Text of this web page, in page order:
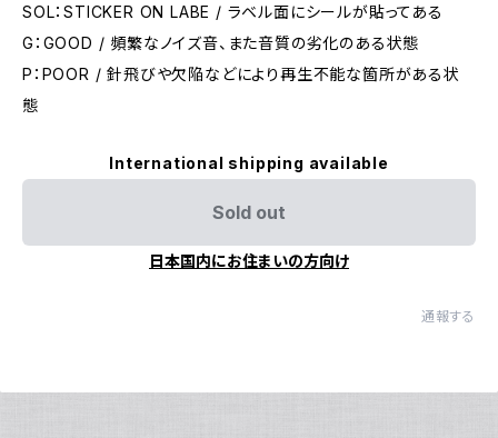
SOL：STICKER ON LABE / ラベル面にシールが貼ってある
G：GOOD / 頻繁なノイズ音、また音質の劣化のある状態
P：POOR / 針飛びや欠陥などにより再生不能な箇所がある状
態
International shipping available
Sold out
日本国内にお住まいの方向け
通報する